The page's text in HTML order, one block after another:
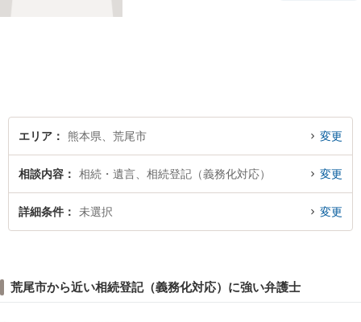
エリア 熊本県、荒尾市 変更
相談内容 相続・遺言、相続登記（義務化対応） 変更
詳細条件 未選択 変更
荒尾市から近い相続登記（義務化対応）に強い弁護士